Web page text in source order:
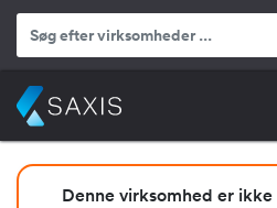
Denne virksomhed er